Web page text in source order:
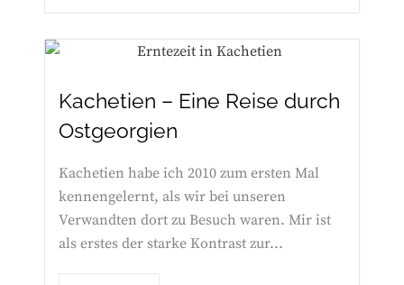
Kachetien – Eine Reise durch
Ostgeorgien
Kachetien habe ich 2010 zum ersten Mal
kennengelernt, als wir bei unseren
Verwandten dort zu Besuch waren. Mir ist
als erstes der starke Kontrast zur...